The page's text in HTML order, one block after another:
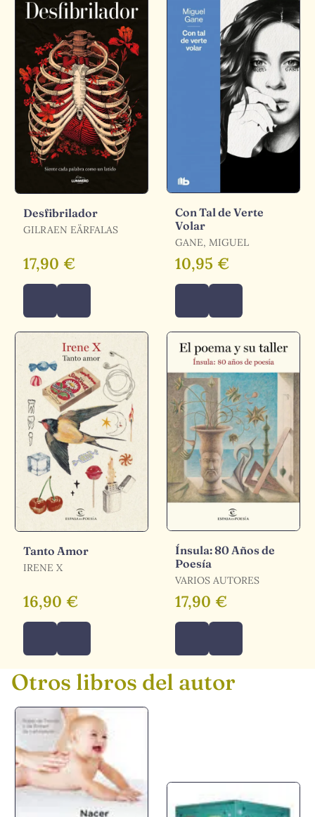
Desfibrilador
GILRAEN EÄRFALAS
17,90 €
Con Tal de Verte
Volar
GANE, MIGUEL
10,95 €
Tanto Amor
IRENE X
16,90 €
Ínsula: 80 Años de
Poesía
VARIOS AUTORES
17,90 €
Otros libros del autor